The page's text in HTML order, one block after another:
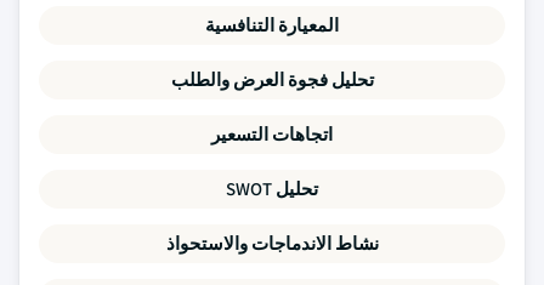
المعيارة التنافسية
تحليل فجوة العرض والطلب
اتجاهات التسعير
تحليل SWOT
نشاط الاندماجات والاستحواذ